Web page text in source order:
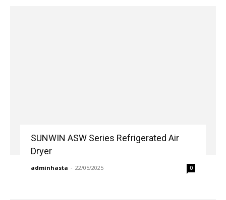
SUNWIN ASW Series Refrigerated Air
Dryer
adminhasta - 22/05/2025 0